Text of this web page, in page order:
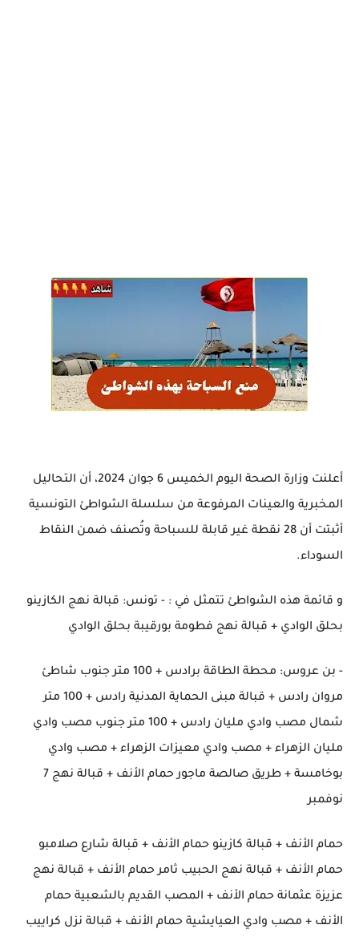
أعلنت وزارة الصحة اليوم الخميس 6 جوان 2024، أن التحاليل
المخبرية والعينات المرفوعة من سلسلة الشواطئ التونسية
أثبتت أن 28 نقطة غير قابلة للسباحة وتُصنف ضمن النقاط
السوداء.
و قائمة هذه الشواطئ تتمثل في : - تونس: قبالة نهج الكازينو
بحلق الوادي + قبالة نهج فطومة بورقيبة بحلق الوادي
- بن عروس: محطة الطاقة برادس + 100 متر جنوب شاطئ
مروان رادس + قبالة مبنى الحماية المدنية رادس + 100 متر
شمال مصب وادي مليان رادس + 100 متر جنوب مصب وادي
مليان الزهراء + مصب وادي معيزات الزهراء + مصب وادي
بوخامسة + طريق صالصة ماجور حمام الأنف + قبالة نهج 7
نوفمبر
حمام الأنف + قبالة كازينو حمام الأنف + قبالة شارع صلامبو
حمام الأنف + قبالة نهج الحبيب ثامر حمام الأنف + قبالة نهج
عزيزة عثمانة حمام الأنف + المصب القديم بالشعبية حمام
الأنف + مصب وادي العيايشية حمام الأنف + قبالة نزل كراييب